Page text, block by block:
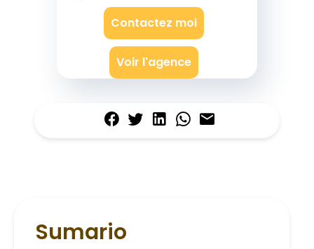
Contactez moi
Voir l'agence
Sumario